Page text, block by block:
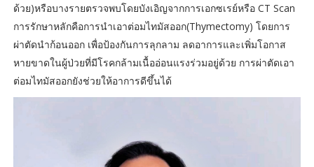
ด้วย)หรือบางรายตรวจพบโดยบังเอิญจากการเอกซเรย์หรือ CT Scan
การรักษาหลักคือการนำเอาต่อมไทมัสออก(Thymectomy) โดยการ
ผ่าตัดนำก้อนออก เพื่อป้องกันการลุกลาม ลดอาการและเพิ่มโอกาส
หายขาดในผู้ป่วยที่มีโรคกล้ามเนื้ออ่อนแรงร่วมอยู่ด้วย การผ่าตัดเอา
ต่อมไทมัสออกยังช่วยให้อาการดีขึ้นได้